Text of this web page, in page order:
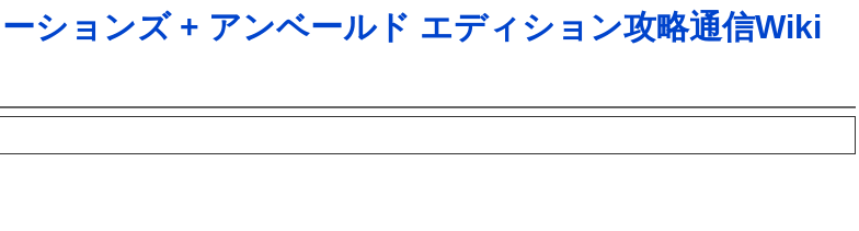
ションズ + アンベールド エディション攻略通信Wiki